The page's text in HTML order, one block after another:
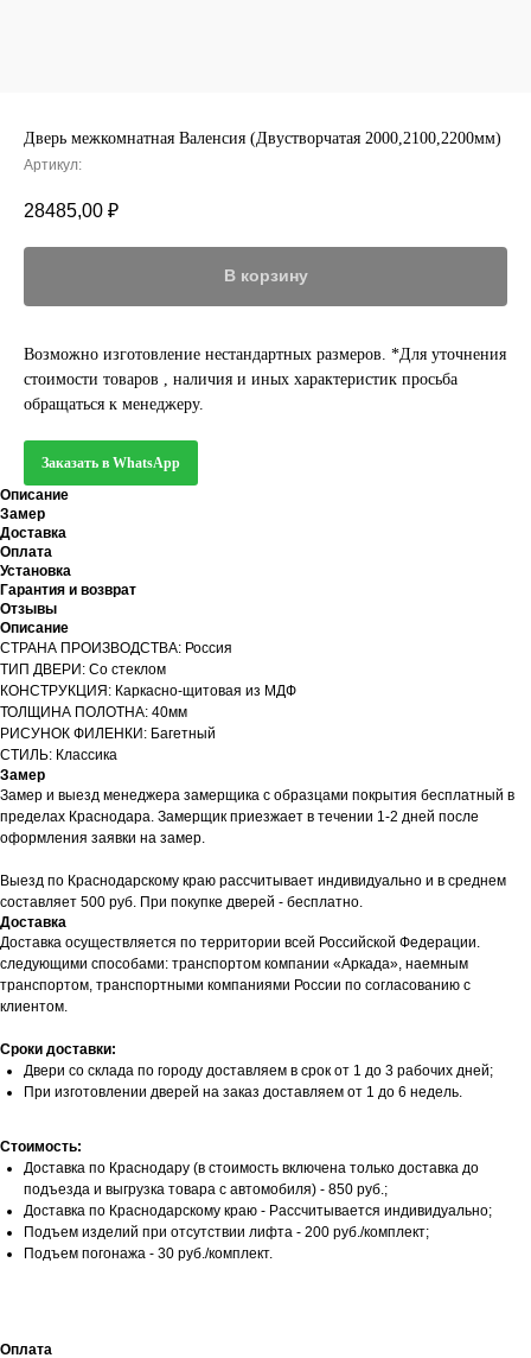
Дверь межкомнатная Валенсия (Двустворчатая 2000,2100,2200мм)
Артикул:
28485,00 ₽
В корзину
Возможно изготовление нестандартных размеров. *Для уточнения
стоимости товаров , наличия и иных характеристик просьба
обращаться к менеджеру.
Заказать в WhatsApp
Описание
Замер
Доставка
Оплата
Установка
Гарантия и возврат
Отзывы
Описание
СТРАНА ПРОИЗВОДСТВА: Россия
ТИП ДВЕРИ: Со стеклом
КОНСТРУКЦИЯ: Каркасно-щитовая из МДФ
ТОЛЩИНА ПОЛОТНА: 40мм
РИСУНОК ФИЛЕНКИ: Багетный
СТИЛЬ: Классика
Замер
Замер и выезд менеджера замерщика с образцами покрытия бесплатный в
пределах Краснодара. Замерщик приезжает в течении 1-2 дней после
оформления заявки на замер.
Выезд по Краснодарскому краю рассчитывает индивидуально и в среднем
составляет 500 руб. При покупке дверей - бесплатно.
Доставка
Доставка осуществляется по территории всей Российской Федерации.
следующими способами: транспортом компании «Аркада», наемным
транспортом, транспортными компаниями России по согласованию с
клиентом.
Сроки доставки:
Двери со склада по городу доставляем в срок от 1 до 3 рабочих дней;
При изготовлении дверей на заказ доставляем от 1 до 6 недель.
Стоимость:
Доставка по Краснодару (в стоимость включена только доставка до
подъезда и выгрузка товара с автомобиля) - 850 руб.;
Доставка по Краснодарскому краю - Рассчитывается индивидуально;
Подъем изделий при отсутствии лифта - 200 руб./комплект;
Подъем погонажа - 30 руб./комплект.
Оплата